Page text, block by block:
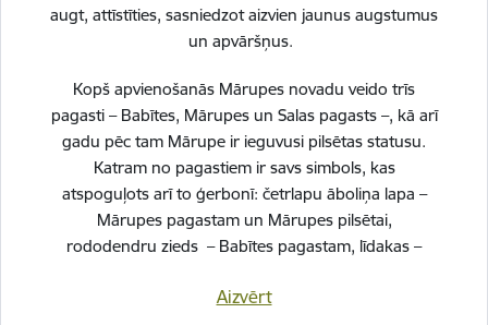
augt, attīstīties, sasniedzot aizvien jaunus augstumus
un apvāršņus.
Kopš apvienošanās Mārupes novadu veido trīs
pagasti – Babītes, Mārupes un Salas pagasts –, kā arī
gadu pēc tam Mārupe ir ieguvusi pilsētas statusu.
Katram no pagastiem ir savs simbols, kas
atspoguļots arī to ģerbonī: četrlapu āboliņa lapa –
Mārupes pagastam un Mārupes pilsētai,
rododendru zieds – Babītes pagastam, līdakas –
Aizvērt
Ātrās saites